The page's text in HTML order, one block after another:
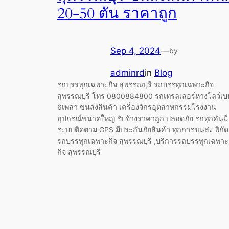
20-50 ตัน ราคาถูก
Sep 4, 2024—by
adminrdin Blog
รถบรรทุกเฉพาะกิจ สุพรรณบุรี รถบรรทุกเฉพาะกิจ
สุพรรณบุรี โทร 0800884800 รถเทรลเลอร์หางโลว์เ
6เพลา ขนส่งสินค้า เครื่องจักรอุตสาหกรรมโรงงาน
อุปกรณ์ขนาดใหญ่ รับจ้างราคาถูก ปลอดภัย รถทุกคันมี
ระบบติดตาม GPS มีประกันภัยสินค้า ทุกการขนส่ง พิกัด
รถบรรทุกเฉพาะกิจ สุพรรณบุรี ,บริการรถบรรทุกเฉพาะ
กิจ สุพรรณบุรี